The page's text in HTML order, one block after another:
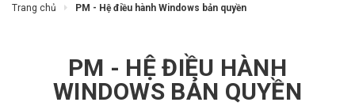
Trang chủ PM - Hệ điều hành Windows bản quyền
PM - HỆ ĐIỀU HÀNH
WINDOWS BẢN QUYỀN